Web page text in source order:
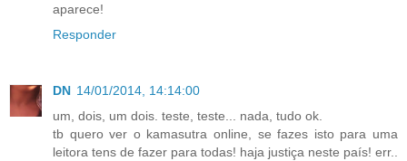
aparece!
Responder
DN 14/01/2014, 14:14:00
um, dois, um dois. teste, teste... nada, tudo ok.
tb quero ver o kamasutra online, se fazes isto para uma
leitora tens de fazer para todas! haja justiça neste país! err..